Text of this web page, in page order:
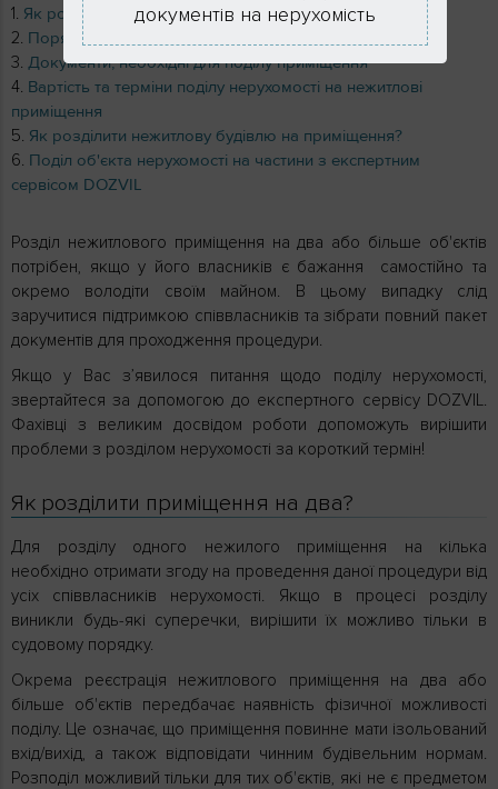
Як розділити приміщення на два?
Порядок розділу нежитлових приміщень з DOZVIL
Документи, необхідні для поділу приміщення
Вартість та терміни поділу нерухомості на нежитлові
приміщення
Як розділити нежитлову будівлю на приміщення?
Поділ об'єкта нерухомості на частини з експертним
сервісом DOZVIL
Розділ нежитлового приміщення на два або більше об'єктів
потрібен, якщо у його власників є бажання самостійно та
окремо володіти своїм майном. В цьому випадку слід
заручитися підтримкою співвласників та зібрати повний пакет
документів для проходження процедури.
Якщо у Вас з’явилося питання щодо поділу нерухомості,
звертайтеся за допомогою до експертного сервісу DOZVIL.
Фахівці з великим досвідом роботи допоможуть вирішити
проблеми з розділом нерухомості за короткий термін!
Як розділити приміщення на два?
Для розділу одного нежилого приміщення на кілька
необхідно отримати згоду на проведення даної процедури від
усіх співвласників нерухомості. Якщо в процесі розділу
виникли будь-які суперечки, вирішити їх можливо тільки в
судовому порядку.
Окрема реєстрація нежитлового приміщення на два або
більше об'єктів передбачає наявність фізичної можливості
поділу. Це означає, що приміщення повинне мати ізольований
вхід/вихід, а також відповідати чинним будівельним нормам.
Розподіл можливий тільки для тих об'єктів, які не є предметом
документів на нерухомість